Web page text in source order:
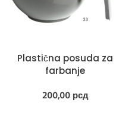
Plastična posuda za
farbanje
200,00 рсд